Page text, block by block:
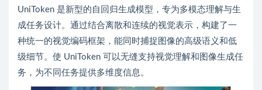
UniToken 是新型的自回归生成模型，专为多模态理解与生
成任务设计。通过结合离散和连续的视觉表示，构建了一
种统一的视觉编码框架，能同时捕捉图像的高级语义和低
级细节。使 UniToken 可以无缝支持视觉理解和图像生成任
务，为不同任务提供多维度信息。